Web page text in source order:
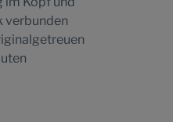
verbunden